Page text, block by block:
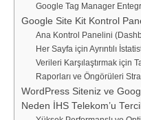
Google Tag Manager
Google Site Kit Kontrol
Ana Kontrol Panelini
Her Sayfa için Ayrıntılı
Verileri Karşılaştırmak için
Raporları ve Öngörüleri
WordPress Siteniz ve
Neden İHS Telekom’u